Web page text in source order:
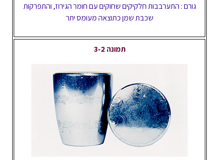
גורם : התערבבות חלקיקים שחוקים עם חומר הגירוז, והתפרקות
שכבת שמן כתוצאה מעומס יתר
תמונה 3-2